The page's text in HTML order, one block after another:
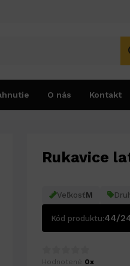
O nás Kontakt
Rukavice
VeľkosťM
Kód produktu:44/
Hodnotené 0x